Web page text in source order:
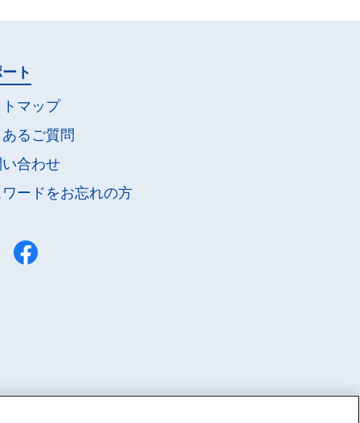
ト
マップ
るご質問
合わせ
ードをお忘れの方